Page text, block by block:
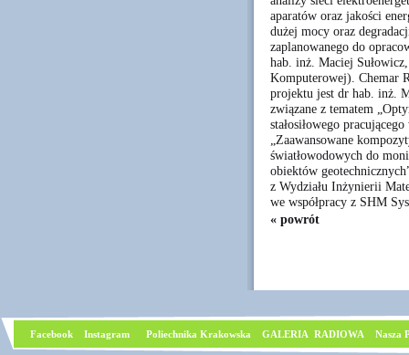
aparatów oraz jakości
dużej mocy oraz
zaplanowanego do
hab. inż. Maciej
Komputerowej). Chemar
projektu jest dr hab. inż.
związane z tematem
stałosiłowego
„Zaawansowane
światłowodowych do
obiektów
z Wydziału Inżynierii
we współpracy z SHM
« powrót
Facebook Instagram Poliechnika Krakowska GALERIA RADIOWA Nasza